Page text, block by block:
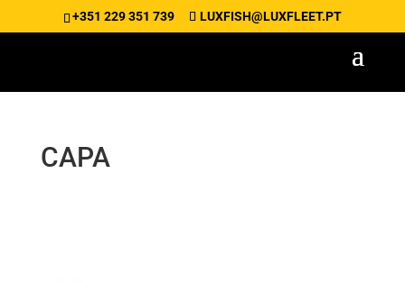
+351 229 351 739 LUXFISH@LUXFLEET.PT
CAPA